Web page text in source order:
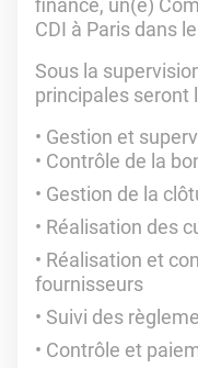
finance, un(e)
CDI à Paris dans le
Sous la
principales seront
Gestion et
Contrôle de la
Gestion de la
Réalisation des
Réalisation et
fournisseurs
Suivi des
Contrôle et